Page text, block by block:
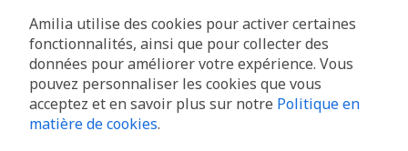
Amilia utilise des cookies pour activer certaines
fonctionnalités, ainsi que pour collecter des
données pour améliorer votre expérience. Vous
pouvez personnaliser les cookies que vous
acceptez et en savoir plus sur notre Politique en
matière de cookies.